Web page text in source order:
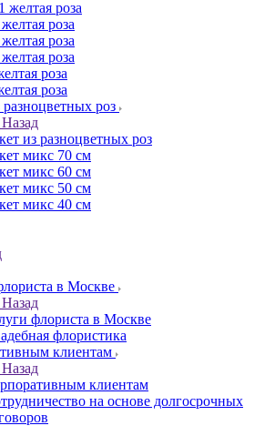
желтая роза
роза
роза
роза
роза
роза
разноцветных роз
Назад
из разноцветных роз
микс 70 см
микс 60 см
микс 50 см
микс 40 см
в Москве
Назад
флориста в Москве
флористика
клиентам
Назад
клиентам
на основе долгосрочных